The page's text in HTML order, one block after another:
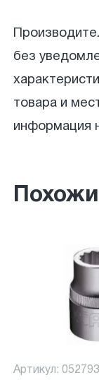
без
товара и
информация
Артикул: 052793